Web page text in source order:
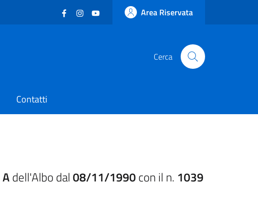
Facebook
(nuova scheda - new tab)
Instagram
(nuova scheda - new tab)
YouTube
(nuova scheda - new tab)
Area Riservata
Cerca
Contatti
Adell'Albo dal08/11/1990con il n. 1039